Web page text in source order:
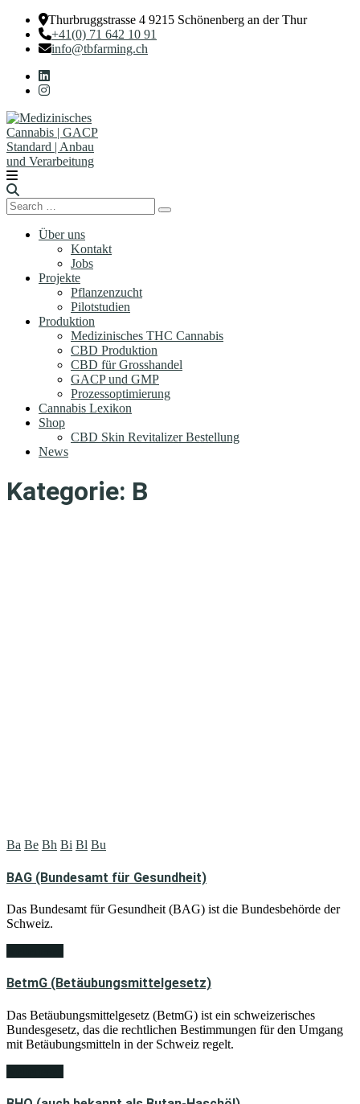
Thurbruggstrasse 4 9215 Schönenberg an der Thur
+41(0) 71 642 10 91
info@tbfarming.ch
Search
for:
Search
Über uns
Kontakt
Jobs
Projekte
Pflanzenzucht
Pilotstudien
Produktion
Medizinisches THC Cannabis
CBD Produktion
CBD für Grosshandel
GACP und GMP
Prozessoptimierung
Cannabis Lexikon
Shop
CBD Skin Revitalizer Bestellung
News
Kategorie: B
Ba Be Bh Bi Bl Bu
BAG (Bundesamt für Gesundheit)
Das Bundesamt für Gesundheit (BAG) ist die Bundesbehörde der
Schweiz.
BetmG (Betäubungsmittelgesetz)
Das Betäubungsmittelgesetz (BetmG) ist ein schweizerisches
Bundesgesetz, das die rechtlichen Bestimmungen für den Umgang
mit Betäubungsmitteln in der Schweiz regelt.